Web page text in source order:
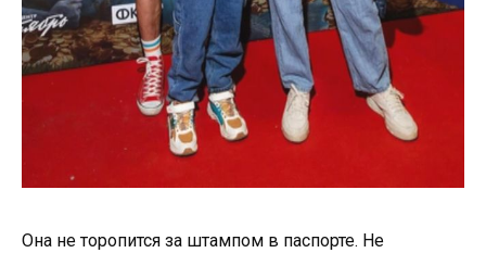
Она не торопится за штампом в паспорте. Не